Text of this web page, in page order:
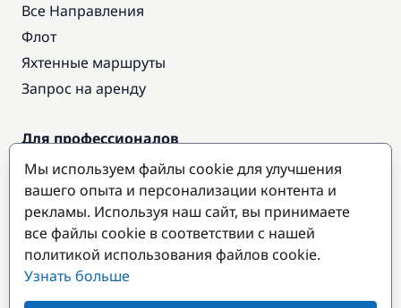
Все Направления
Флот
Яхтенные маршруты
Запрос на аренду
Для профессионалов
Доступ про
Стать партнером
Популярные направления
Мы используем файлы cookie для улучшения
вашего опыта и персонализации контента и
рекламы. Используя наш сайт, вы принимаете
все файлы cookie в соответствии с нашей
политикой использования файлов cookie.
Узнать больше